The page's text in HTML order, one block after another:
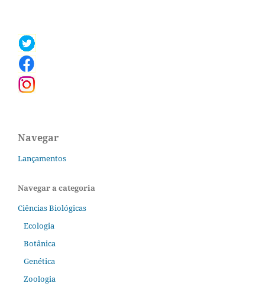
Navegar
Lançamentos
Navegar a categoria
Ciências Biológicas
Ecologia
Botânica
Genética
Zoologia